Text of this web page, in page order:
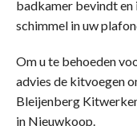
badkamer bevindt en
schimmel in uw
Om u te behoeden
advies de kitvoegen
Bleijenberg
in Nieuwkoop.